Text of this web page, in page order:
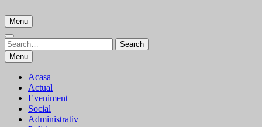
to
content
Menu
Search
for:
Search
Menu
Acasa
Actual
Eveniment
Social
Administrativ